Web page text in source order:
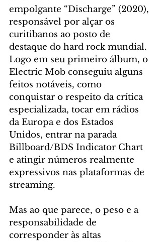
empolgante “Discharge” (2020),
responsável por alçar os
curitibanos ao posto de
destaque do hard rock mundial.
Logo em seu primeiro álbum, o
Electric Mob conseguiu alguns
feitos notáveis, como
conquistar o respeito da crítica
especializada, tocar em rádios
da Europa e dos Estados
Unidos, entrar na parada
Billboard/BDS Indicator Chart
e atingir números realmente
expressivos nas plataformas de
streaming.
Mas ao que parece, o peso e a
responsabilidade de
corresponder às altas